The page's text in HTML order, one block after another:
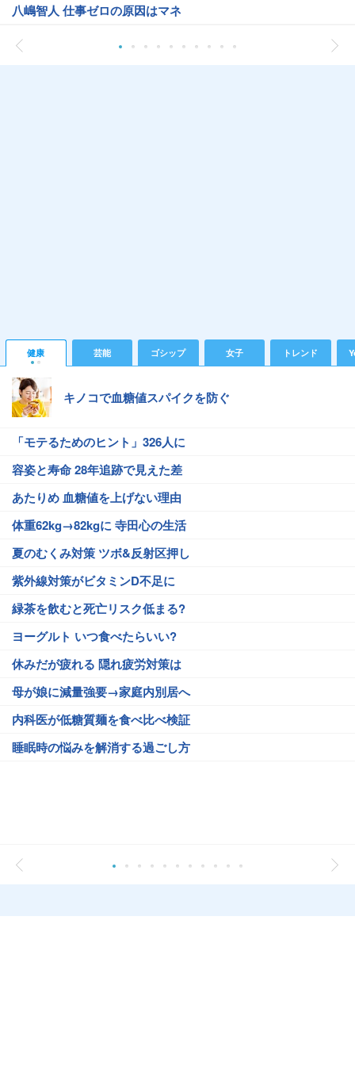
八嶋智人 仕事ゼロの原因はマネ
健康 芸能 ゴシップ 女子 トレンド
キノコで血糖値スパイクを防ぐ
「モテるためのヒント」326人に
容姿と寿命 28年追跡で見えた差
あたりめ 血糖値を上げない理由
体重62kg→82kgに 寺田心の生活
夏のむくみ対策 ツボ&反射区押し
紫外線対策がビタミンD不足に
緑茶を飲むと死亡リスク低まる?
ヨーグルト いつ食べたらいい?
休みだが疲れる 隠れ疲労対策は
母が娘に減量強要→家庭内別居へ
内科医が低糖質麺を食べ比べ検証
睡眠時の悩みを解消する過ごし方